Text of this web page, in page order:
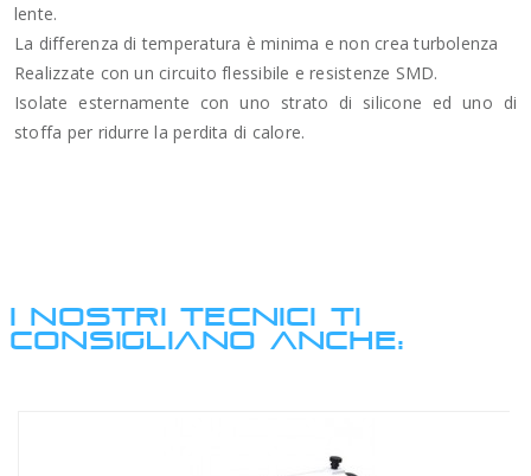
lente.
La differenza di temperatura è minima e non crea turbolenza
Realizzate con un circuito flessibile e resistenze SMD.
Isolate esternamente con uno strato di silicone ed uno di
stoffa per ridurre la perdita di calore.
I NOSTRI TECNICI TI
CONSIGLIANO ANCHE: